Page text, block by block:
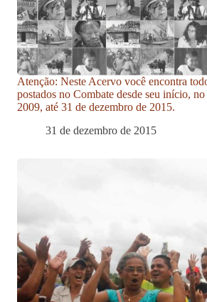
Atenção: Neste Acervo você encontra
postados no Combate desde seu início,
2009, até 31 de dezembro de 2015.
31 de dezembro de 2015